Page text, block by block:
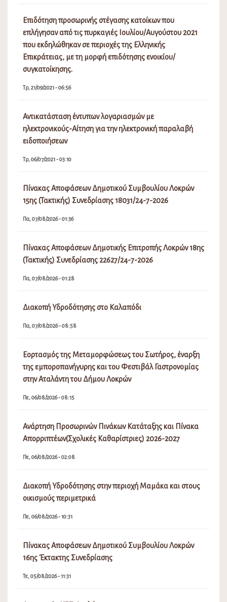
Επιδότηση προσωρινής στέγασης κατοίκων που
επλήγησαν από τις πυρκαγιές Ιουλίου/Αυγούστου 2021
που εκδηλώθηκαν σε περιοχές της Ελληνικής
Επικράτειας, με τη μορφή επιδότησης ενοικίου/
συγκατοίκησης.
Τρ, 21/09/2021 - 06:56
Αντικατάσταση έντυπων λογαριασμών με
ηλεκτρονικούς-Αίτηση για την ηλεκτρονική παραλαβή
ειδοποιήσεων
Τρ, 06/07/2021 - 03:10
Πίνακας Αποφάσεων Δημοτικού Συμβουλίου Λοκρών
15ης (Τακτικής) Συνεδρίασης 18031/24-7-2026
Πα, 07/08/2026 - 01:36
Πίνακας Αποφάσεων Δημοτικής Επιτροπής Λοκρών 18ης
(Τακτικής) Συνεδρίασης 22627/24-7-2026
Πα, 07/08/2026 - 01:28
Διακοπή Υδροδότησης στο Καλαπόδι
Πα, 07/08/2026 - 08:58
Εορτασμός της Μεταμορφώσεως του Σωτήρος, έναρξη
της εμποροπανήγυρης και του Φεστιβάλ Γαστρονομίας
στην Αταλάντη του Δήμου Λοκρών
Πε, 06/08/2026 - 08:15
Ανάρτηση Προσωρινών Πινάκων Κατάταξης και Πίνακα
Απορριπτέων(Σχολικές Καθαρίστριες) 2026-2027
Πε, 06/08/2026 - 02:08
Διακοπή Υδροδότησης στην περιοχή Μαμάκα και στους
οικισμούς περιμετρικά
Πε, 06/08/2026 - 10:31
Πίνακας Αποφάσεων Δημοτικού Συμβουλίου Λοκρών
16ης Έκτακτης Συνεδρίασης
Τε, 05/08/2026 - 11:31